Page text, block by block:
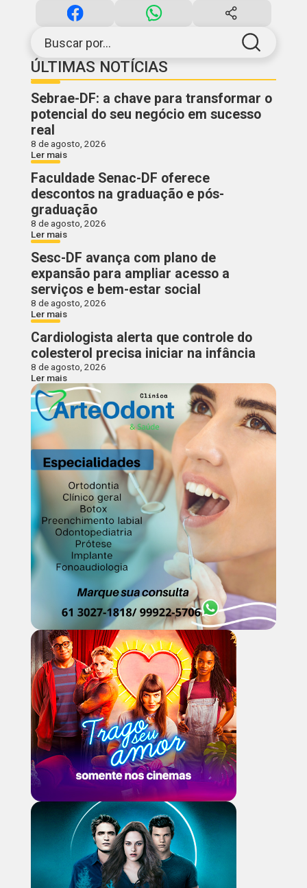
Buscar por...
ÚLTIMAS NOTÍCIAS
Sebrae-DF: a chave para transformar o
potencial do seu negócio em sucesso
real
8 de agosto, 2026
Ler mais
Faculdade Senac-DF oferece
descontos na graduação e pós-
graduação
8 de agosto, 2026
Ler mais
Sesc-DF avança com plano de
expansão para ampliar acesso a
serviços e bem-estar social
8 de agosto, 2026
Ler mais
Cardiologista alerta que controle do
colesterol precisa iniciar na infância
8 de agosto, 2026
Ler mais